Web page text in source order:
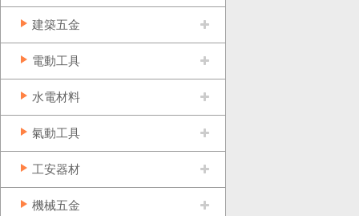
建築五金
電動工具
水電材料
氣動工具
工安器材
機械五金